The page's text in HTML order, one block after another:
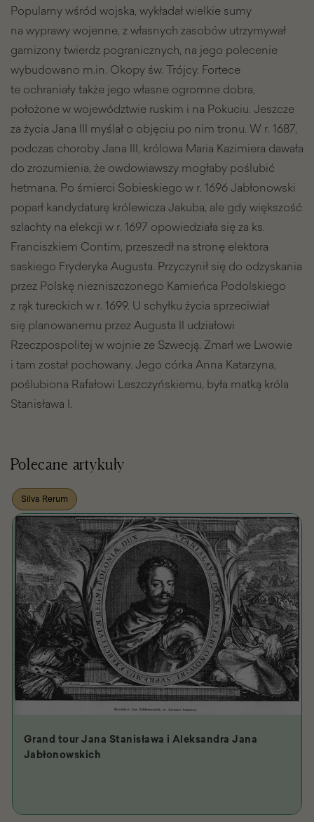
Popularny wśród wojska, wykładał wielkie sumy
na wyprawy wojenne, z własnych zasobów utrzymywał
garnizony twierdz pogranicznych, na jego polecenie
wybudowano m.in. Okopy św. Trójcy. Fortece
te ochraniały także jego własne ogromne dobra,
położone w województwie ruskim i na Pokuciu. Jeszcze
za życia Jana III myślał o objęciu po nim tronu. W r. 1687,
podczas choroby Jana III, królowa Maria Kazimiera dawała
do zrozumienia, że owdowiawszy mogłaby poślubić
hetmana. Po śmierci Sobieskiego w r. 1696 Jabłonowski
poparł kandydaturę królewicza Jakuba, ale gdy większość
szlachty na elekcji w r. 1697 opowiedziała się za ks.
Franciszkiem Contim, przeszedł na stronę elektora
saskiego Fryderyka Augusta. Przyczynił się do odzyskania
przez Polskę niezniszczonego Kamieńca Podolskiego
z rąk tureckich w r. 1699. U schyłku życia sprzeciwiał
się planowanemu przez Augusta II udziałowi
Rzeczpospolitej w wojnie ze Szwecją. Zmarł we Lwowie
i tam został pochowany. Jego córka Anna Katarzyna,
poślubiona Rafałowi Leszczyńskiemu, była matką króla
Stanisława I.
Polecane artykuły
Silva Rerum
Grand tour Jana Stanisława i Aleksandra Jana
Jabłonowskich